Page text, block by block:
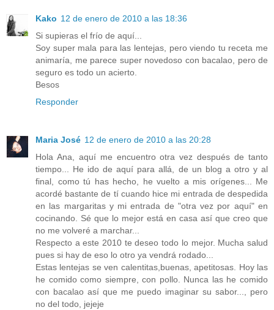
Kako 12 de enero de 2010 a las 18:36
Si supieras el frío de aquí...
Soy super mala para las lentejas, pero viendo tu receta me
animaría, me parece super novedoso con bacalao, pero de
seguro es todo un acierto.
Besos
Responder
Maria José 12 de enero de 2010 a las 20:28
Hola Ana, aquí me encuentro otra vez después de tanto
tiempo... He ido de aquí para allá, de un blog a otro y al
final, como tú has hecho, he vuelto a mis orígenes... Me
acordé bastante de tí cuando hice mi entrada de despedida
en las margaritas y mi entrada de "otra vez por aquí" en
cocinando. Sé que lo mejor está en casa así que creo que
no me volveré a marchar...
Respecto a este 2010 te deseo todo lo mejor. Mucha salud
pues si hay de eso lo otro ya vendrá rodado...
Estas lentejas se ven calentitas,buenas, apetitosas. Hoy las
he comido como siempre, con pollo. Nunca las he comido
con bacalao así que me puedo imaginar su sabor..., pero
no del todo, jejeje